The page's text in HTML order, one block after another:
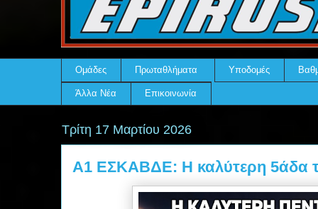
Ομάδες Πρωταθλήματα Υποδομές
Άλλα Νέα Επικοινωνία
Τρίτη 17 Μαρτίου 2026
Α1 ΕΣΚΑΒΔΕ: Η καλύτερη 5άδα